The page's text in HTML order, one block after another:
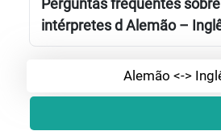
Perguntas frequentes
intérpretes d Alemão –
Alemão <->